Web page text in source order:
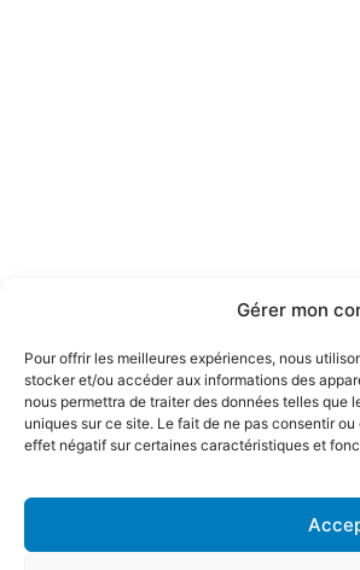
Gérer mon
Pour offrir les meilleures expériences, nous
stocker et/ou accéder aux informations des
nous permettra de traiter des données telles que
uniques sur ce site. Le fait de ne pas consentir
effet négatif sur certaines caractéristiques et